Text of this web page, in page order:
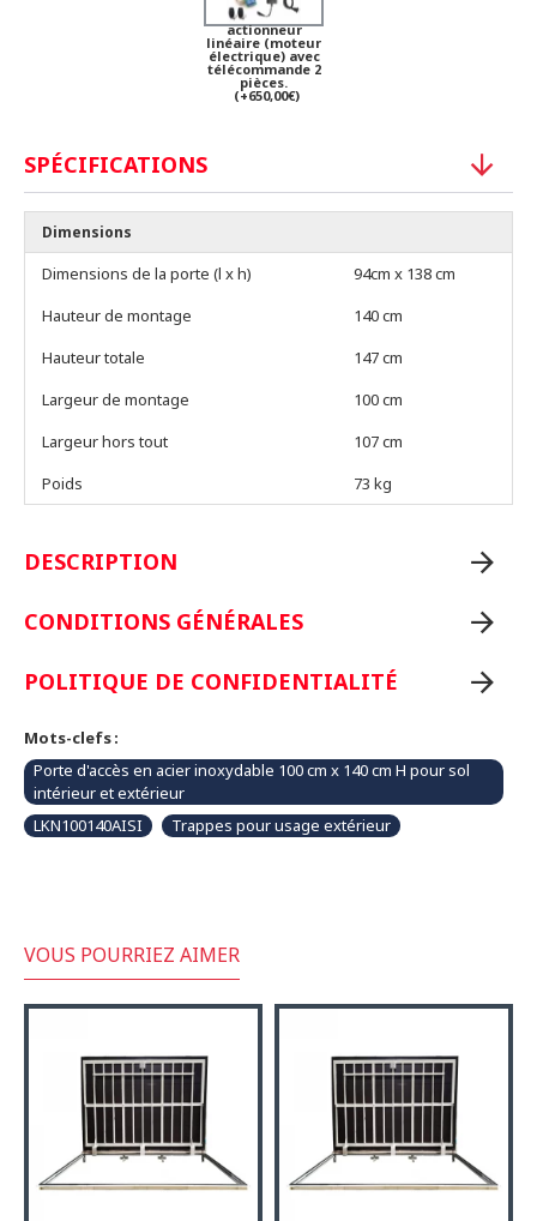
actionneur
linéaire (moteur
électrique) avec
télécommande 2
pièces.
(+650,00€)
SPÉCIFICATIONS
Dimensions
Dimensions de la porte (l x h)
94cm x 138 cm
Hauteur de montage
140 cm
Hauteur totale
147 cm
Largeur de montage
100 cm
Largeur hors tout
107 cm
Poids
73 kg
DESCRIPTION
CONDITIONS GÉNÉRALES
POLITIQUE DE CONFIDENTIALITÉ
Mots-clefs :
Porte d'accès en acier inoxydable 100 cm x 140 cm H pour sol
intérieur et extérieur
LKN100140AISI
Trappes pour usage extérieur
VOUS POURRIEZ AIMER